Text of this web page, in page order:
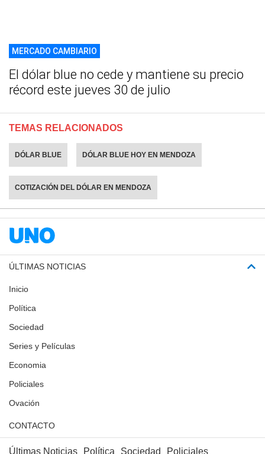
MERCADO CAMBIARIO
El dólar blue no cede y mantiene su precio
récord este jueves 30 de julio
TEMAS RELACIONADOS
DÓLAR BLUE DÓLAR BLUE HOY EN MENDOZA
COTIZACIÓN DEL DÓLAR EN MENDOZA
ÚLTIMAS NOTICIAS
Inicio
Política
Sociedad
Series y Películas
Economia
Policiales
Ovación
CONTACTO
Últimas Noticias Política Sociedad Policiales